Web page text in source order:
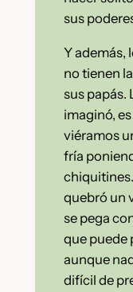
sus
Y además,
no tienen
sus papás.
imaginó,
viéramos
fría
quebró un
se pega
que puede
aunque
difícil de